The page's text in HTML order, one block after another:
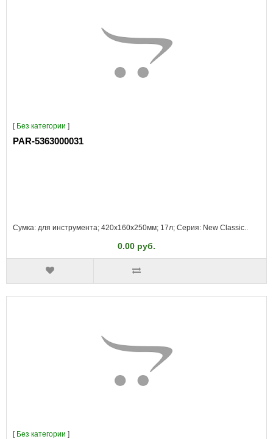
[ Без категории ]
PAR-5363000031
Сумка: для инструмента; 420x160x250мм; 17л; Серия: New Classic..
0.00 руб.
[ Без категории ]